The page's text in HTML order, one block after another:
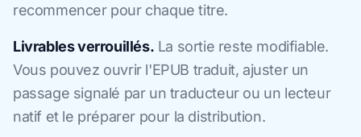
recommencer pour chaque titre.
Livrables verrouillés. La sortie reste modifiable.
Vous pouvez ouvrir l'EPUB traduit, ajuster un
passage signalé par un traducteur ou un lecteur
natif et le préparer pour la distribution.